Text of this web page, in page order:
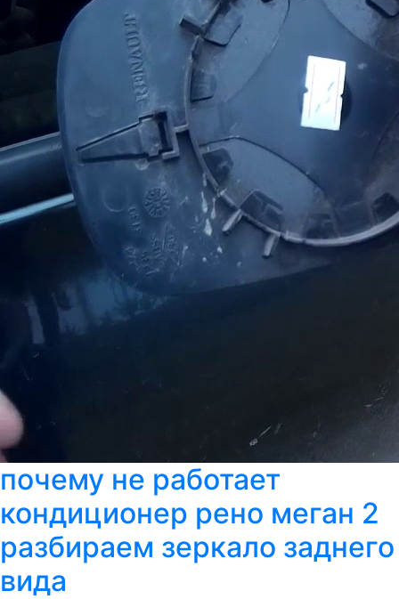
почему не работает
кондиционер рено меган 2
разбираем зеркало заднего
вида